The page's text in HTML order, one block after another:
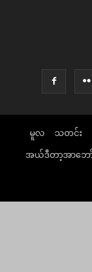
မူလ သတင်း
အယ်ဒီတာ့အာဘေ